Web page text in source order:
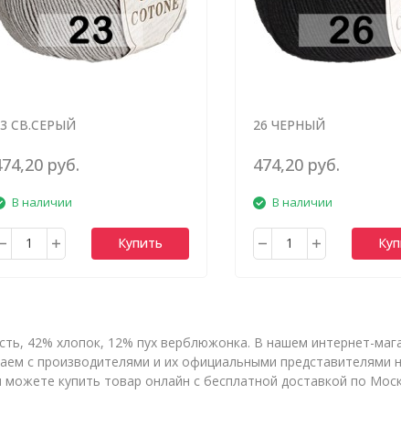
СВ.СЕРЫЙ
руб.
В наличии
Купить
26 ЧЕРНЫЙ
474,20 руб.
В наличии
42% хлопок, 12% пух верблюжонка. В нашем интернет-
с производителями и их официальными
купить товар онлайн с бесплатной доставкой по